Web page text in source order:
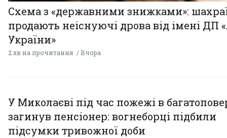
Схема з «державними знижками»:
продають неіснуючі дрова від імені ДП
України»
2 хв на прочитання Вчора
У Миколаєві під час пожежі в
загинув пенсіонер: вогнеборці підбили
підсумки тривожної доби